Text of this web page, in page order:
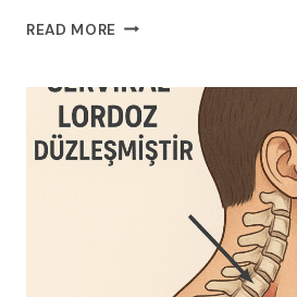
READ MORE AYAKTA
HANGI
HASTALIĞIN
BELIRTISI,
HANGI